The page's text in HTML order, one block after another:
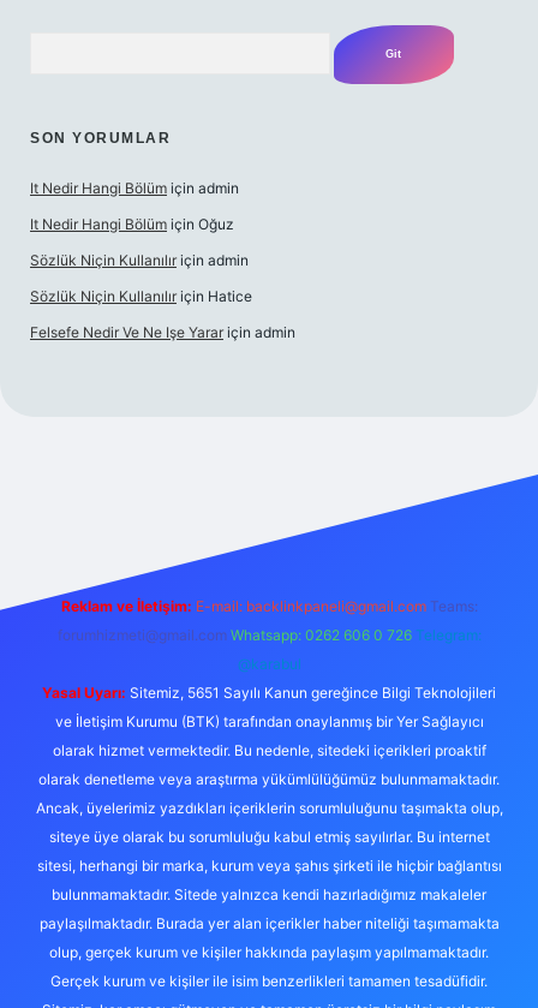
SON YORUMLAR
It Nedir Hangi Bölüm için admin
It Nedir Hangi Bölüm için Oğuz
Sözlük Niçin Kullanılır için admin
Sözlük Niçin Kullanılır için Hatice
Felsefe Nedir Ve Ne Işe Yarar için admin
Reklam ve İletişim: E-mail: backlinkpaneli@gmail.com Teams:
forumhizmeti@gmail.com Whatsapp: 0262 606 0 726 Telegram:
@karabul
Yasal Uyarı: Sitemiz, 5651 Sayılı Kanun gereğince Bilgi Teknolojileri
ve İletişim Kurumu (BTK) tarafından onaylanmış bir Yer Sağlayıcı
olarak hizmet vermektedir. Bu nedenle, sitedeki içerikleri proaktif
olarak denetleme veya araştırma yükümlülüğümüz bulunmamaktadır.
Ancak, üyelerimiz yazdıkları içeriklerin sorumluluğunu taşımakta olup,
siteye üye olarak bu sorumluluğu kabul etmiş sayılırlar. Bu internet
sitesi, herhangi bir marka, kurum veya şahıs şirketi ile hiçbir bağlantısı
bulunmamaktadır. Sitede yalnızca kendi hazırladığımız makaleler
paylaşılmaktadır. Burada yer alan içerikler haber niteliği taşımamakta
olup, gerçek kurum ve kişiler hakkında paylaşım yapılmamaktadır.
Gerçek kurum ve kişiler ile isim benzerlikleri tamamen tesadüfidir.